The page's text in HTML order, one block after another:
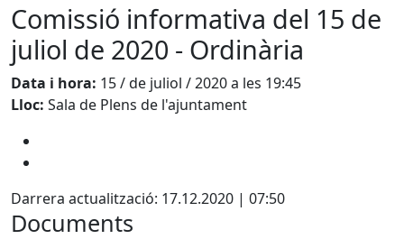
Comissió informativa del 15 de
juliol de 2020 - Ordinària
Data i hora: 15 / de juliol / 2020 a les 19:45
Lloc: Sala de Plens de l'ajuntament
Darrera actualització: 17.12.2020 | 07:50
Documents